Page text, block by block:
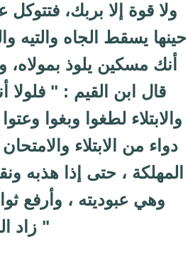
ولا قوة إلا بربك،
حينها يسقط الجاه والتيه
أنك مسكين يلوذ
قال ابن القيم : " فلولا
والابتلاء لطغوا وبغوا
دواء من الابتلاء
المهلكة ، حتى إذا هذبه
وهي عبوديته ، وأرفع
" زاد